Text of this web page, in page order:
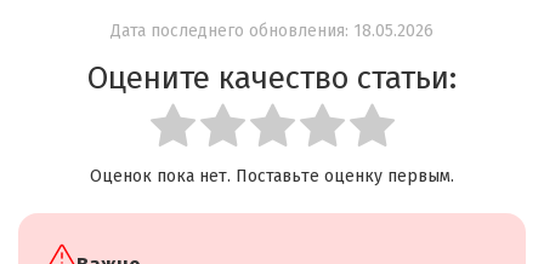
Дата последнего обновления: 18.05.2026
Оцените качество статьи:
Оценок пока нет. Поставьте оценку первым.